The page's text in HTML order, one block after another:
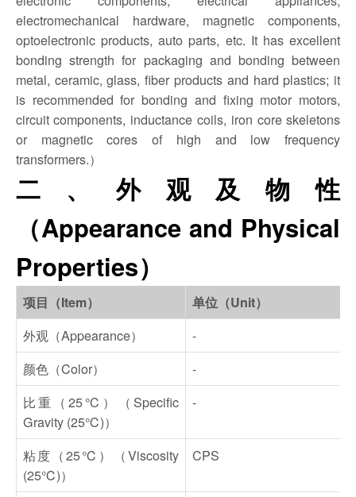
electromechanical hardware, magnetic components,
optoelectronic products, auto parts, etc. It has excellent
bonding strength for packaging and bonding between
metal, ceramic, glass, fiber products and hard plastics; it
is recommended for bonding and fixing motor motors,
circuit components, inductance coils, iron core skeletons
or magnetic cores of high and low frequency
transformers.）
二、外观及物性
（Appearance and Physical
Properties）
项目（Item） 单位（Unit）
外观（Appearance）
-
颜色（Color）
-
比重（25℃）（Specific
Gravity (25℃)）
-
粘度（25℃）（Viscosity
(25℃)）
CPS